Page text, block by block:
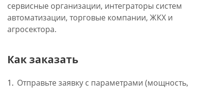
сервисные организации, интеграторы систем
автоматизации, торговые компании, ЖКХ и
агросектора.
Как заказать
Отправьте заявку с параметрами (мощность,